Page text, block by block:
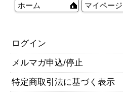
ホーム マイページ
ログイン
メルマガ申込/停止
特定商取引法に基づく表示